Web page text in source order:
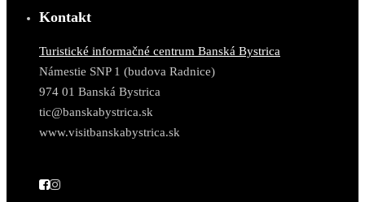
Kontakt
Turistické informačné centrum Banská Bystrica
Námestie SNP 1 (budova Radnice)
974 01 Banská Bystrica
tic@banskabystrica.sk
www.visitbanskabystrica.sk